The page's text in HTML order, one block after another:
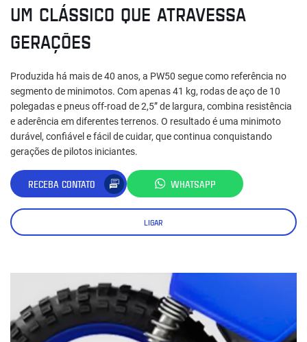
UM CLÁSSICO QUE ATRAVESSA
GERAÇÕES
Produzida há mais de 40 anos, a PW50 segue como referência no
segmento de minimotos. Com apenas 41 kg, rodas de aço de 10
polegadas e pneus off-road de 2,5” de largura, combina resistência
e aderência em diferentes terrenos. O resultado é uma minimoto
durável, confiável e fácil de cuidar, que continua conquistando
gerações de pilotos iniciantes.
RECEBA CONTATO WHATSAPP
LIGAR